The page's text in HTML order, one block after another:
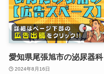
愛知県尾張旭市の泌尿器科
2024年8月16日